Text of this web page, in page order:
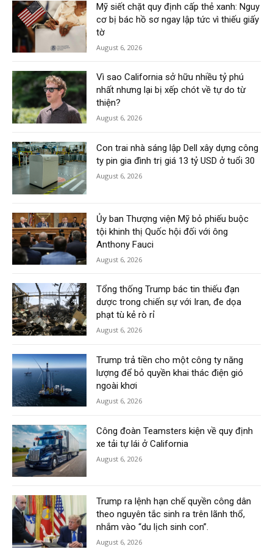
Mỹ siết chặt quy định cấp thẻ xanh: Nguy
cơ bị bác hồ sơ ngay lập tức vì thiếu giấy
tờ
August 6, 2026
Vì sao California sở hữu nhiều tỷ phú
nhất nhưng lại bị xếp chót về tự do từ
thiện?
August 6, 2026
Con trai nhà sáng lập Dell xây dựng công
ty pin gia đình trị giá 13 tỷ USD ở tuổi 30
August 6, 2026
Ủy ban Thượng viện Mỹ bỏ phiếu buộc
tội khinh thị Quốc hội đối với ông
Anthony Fauci
August 6, 2026
Tổng thống Trump bác tin thiếu đạn
dược trong chiến sự với Iran, đe dọa
phạt tù kẻ rò rỉ
August 6, 2026
Trump trả tiền cho một công ty năng
lượng để bỏ quyền khai thác điện gió
ngoài khơi
August 6, 2026
Công đoàn Teamsters kiện về quy định
xe tải tự lái ở California
August 6, 2026
Trump ra lệnh hạn chế quyền công dân
theo nguyên tắc sinh ra trên lãnh thổ,
nhắm vào “du lịch sinh con”.
August 6, 2026